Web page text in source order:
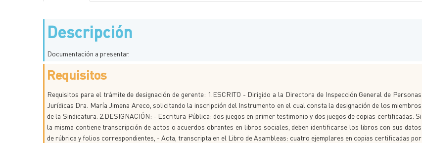
Descripción
Documentación a presentar.
Requisitos
Requisitos para el trámite de designación de gerente: 1.ESCRITO - Dirigido a la Directora de Inspección General de Personas
Jurídicas Dra. María Jimena Areco, solicitando la inscripción del Instrumento en el cual consta la designación de los miembros
de la Sindicatura. 2.DESIGNACIÓN: - Escritura Pública: dos juegos en primer testimonio y dos juegos de copias certificadas. Si
la misma contiene transcripción de actos o acuerdos obrantes en libros sociales, deben identificarse los libros con sus datos
de rúbrica y folios correspondientes, - Acta, transcripta en el Libro de Asambleas: cuatro ejemplares en copias certificadas por